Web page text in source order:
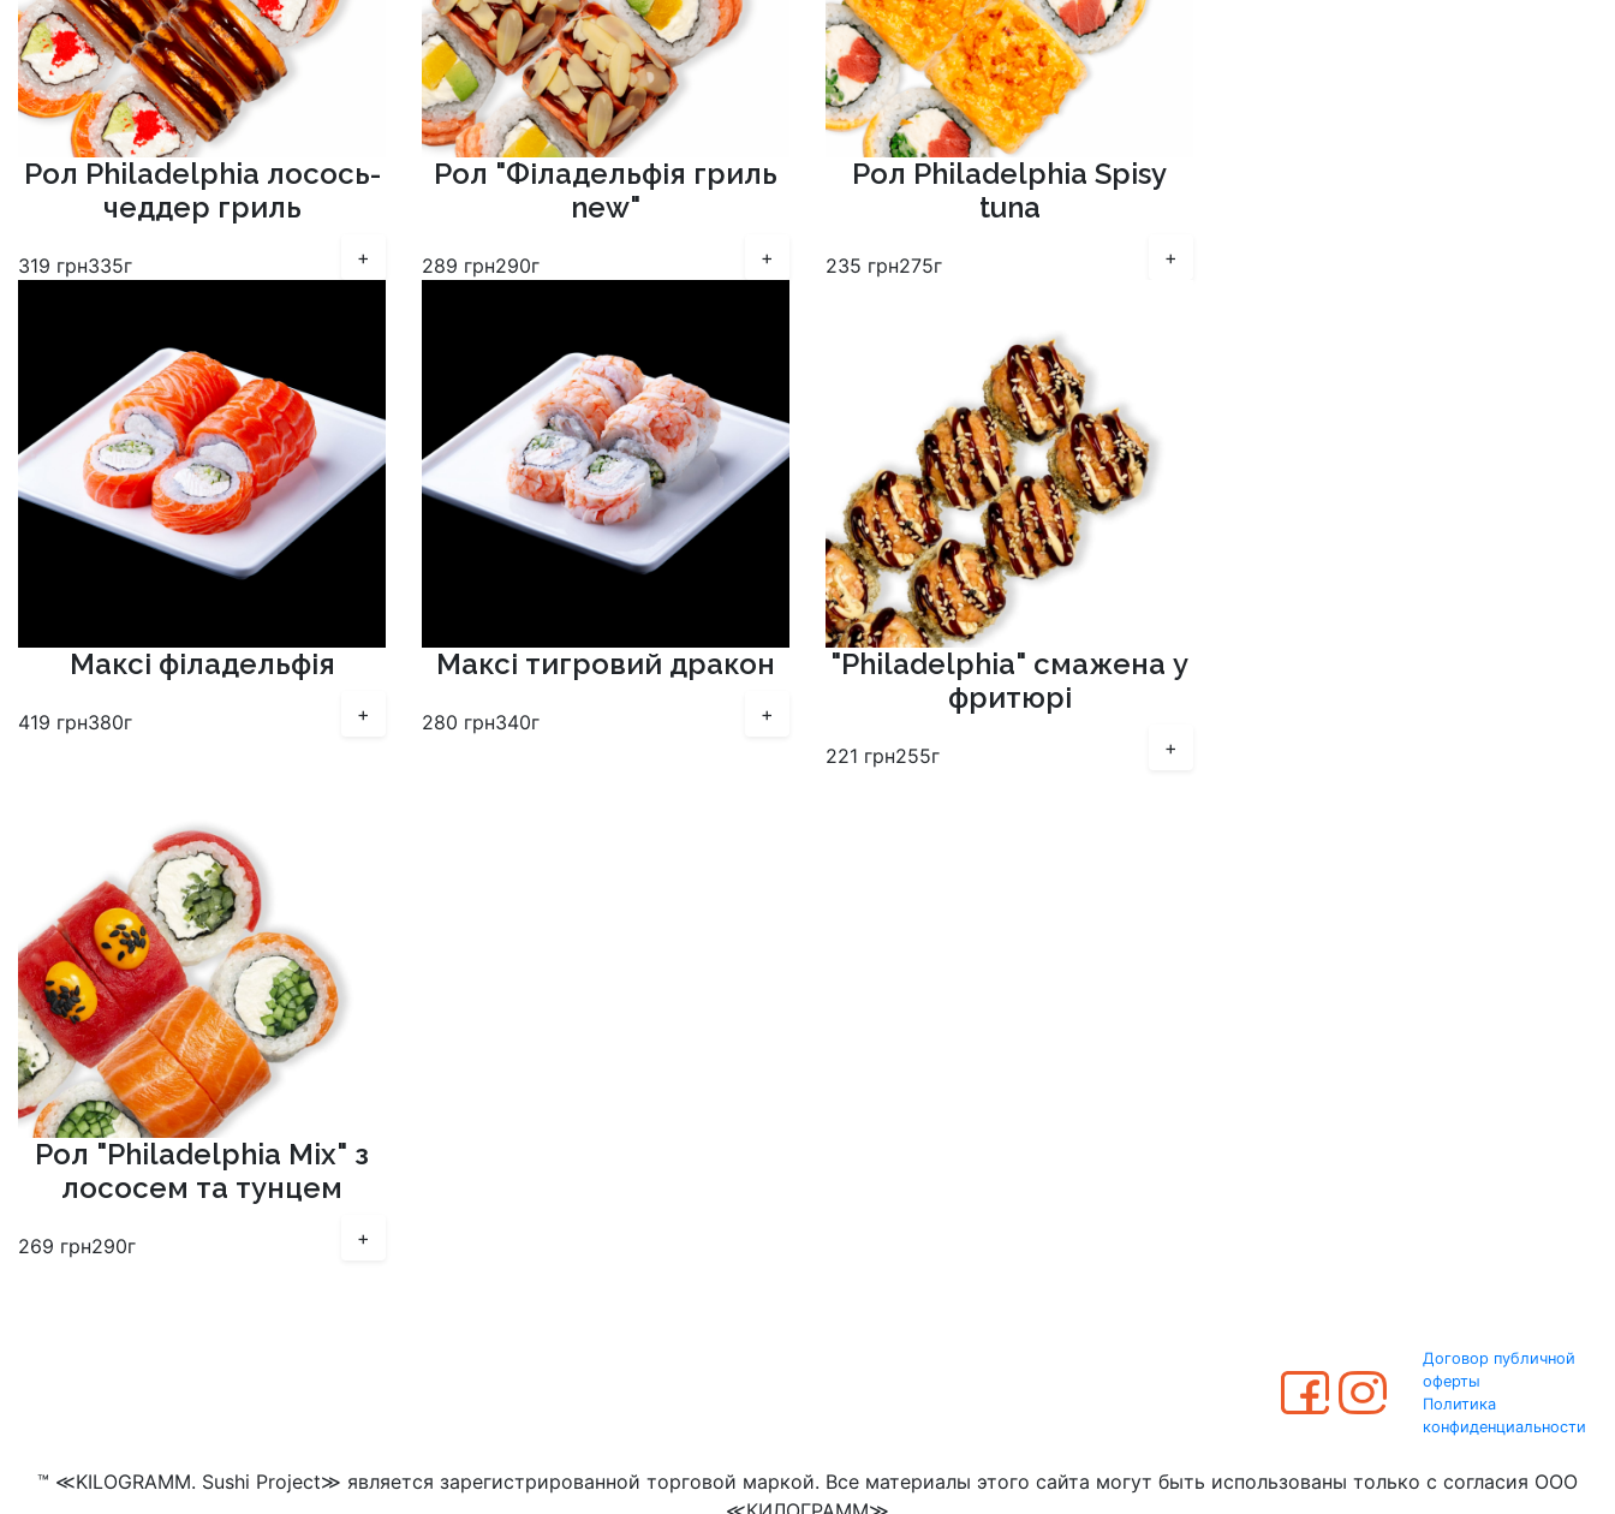
Рол Philadelphia лосось-
чеддер гриль
319 грн335г +
Рол "Філадельфія гриль
new"
289 грн290г +
Рол Philadelphia Spisy
tuna
235 грн275г +
Максі філадельфія
419 грн380г +
Максі тигровий дракон
280 грн340г +
"Philadelphia" смажена у
фритюрі
221 грн255г +
Рол "Philadelphia Mix" з
лососем та тунцем
269 грн290г +
Договор публичной
оферты
Политика
конфиденциальности
™ ≪KILOGRAMM. Sushi Project≫ является зарегистрированной торговой маркой. Все материалы этого сайта могут быть использованы только с согласия ООО